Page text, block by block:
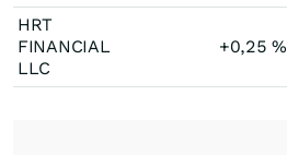
HRT
FINANCIAL
LLC
+0,25%